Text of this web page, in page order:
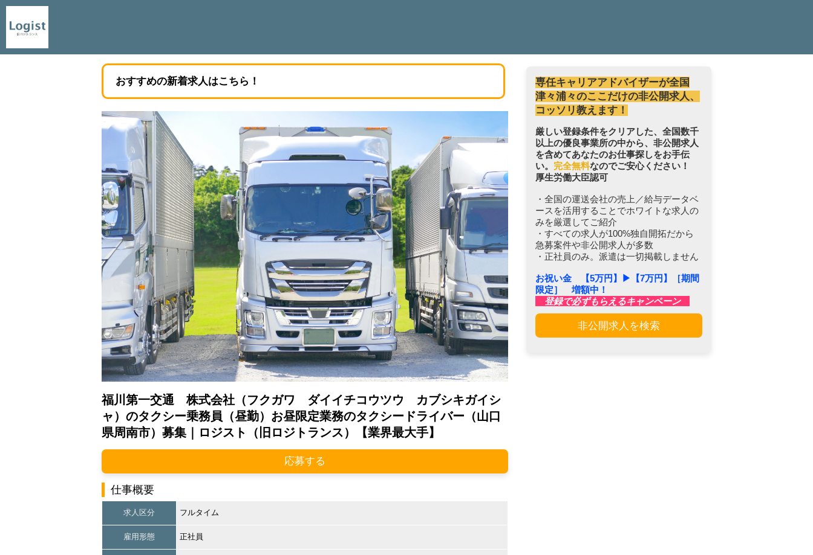
おすすめの新着求人はこちら！
福川第一交通 株式会社（フクガワ ダイイチコウツウ カブシキガイシ
ャ）のタクシー乗務員（昼勤）お昼限定業務のタクシードライバー（山口
県周南市）募集｜ロジスト（旧ロジトランス）【業界最大手】
応募する
仕事概要
求人区分 フルタイム
雇用形態 正社員
専任キャリアアドバイザーが全国
津々浦々のここだけの非公開求人、
コッソリ教えます！
厳しい登録条件をクリアした、全国数千
以上の優良事業所の中から、非公開求人
を含めてあなたのお仕事探しをお手伝
い。 完全無料なのでご安心ください！
厚生労働大臣認可
・全国の運送会社の売上／給与データベ
ースを活用することでホワイトな求人の
みを厳選してご紹介
・すべての求人が100%独自開拓だから
急募案件や非公開求人が多数
・正社員のみ。派遣は一切掲載しません
お祝い金 【5万円】▶︎【7万円】［期間
限定］ 増額中！
登録で必ずもらえるキャンペーン
非公開求人を検索